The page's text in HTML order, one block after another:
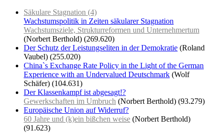
Säkulare Stagnation (4)
Wachstumspolitik in Zeiten säkularer Stagnation
Wachstumsziele, Strukturreformen und Unternehmertum
(Norbert Berthold) (269.620)
Der Schutz der Leistungseliten in der Demokratie (Roland
Vaubel) (255.020)
China`s Exchange Rate Policy in the Light of the German
Experience with an Undervalued Deutschmark (Wolf
Schäfer) (104.631)
Der Klassenkampf ist abgesagt!?
Gewerkschaften im Umbruch (Norbert Berthold) (93.279)
Europäische Union auf Widerruf?
60 Jahre und (k)ein bißchen weise (Norbert Berthold)
(91.623)